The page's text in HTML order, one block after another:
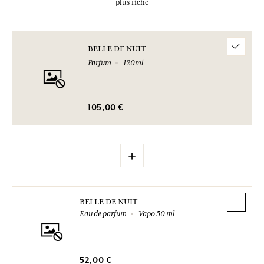
plus riche
BELLE DE NUIT
Parfum
120ml
105,00 €
+
BELLE DE NUIT
Eau de parfum
Vapo 50 ml
52,00 €